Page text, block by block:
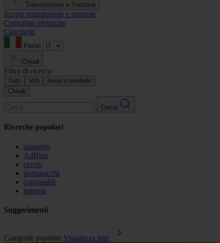
Trasmissione e Trazione
Scopri trasmissione e trazione
Centraline elettriche
Cuscinetti
Paese
Chiudi
Filtro di ricerca:
Tutti VIN
Anno e modello
Chiudi
Cerca
Ricerche popolari
tappetini
AdBlue
cerchi
portapacchi
coprisedili
batteria
Suggerimenti
Categorie popolari Visualizza tutti